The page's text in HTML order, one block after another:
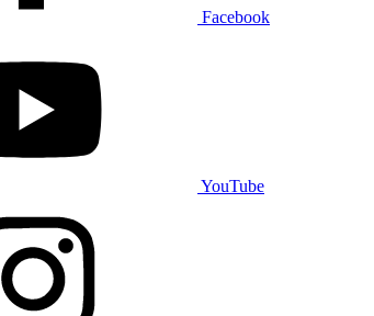
Facebook
YouTube